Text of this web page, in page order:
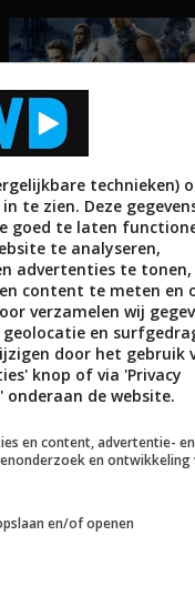
ENTERTAINMENT
The Walt Disney
megadeal voor
14 DECEMBER 2017
technieken)
te zien. Deze
goed te laten
te analyseren,
advertenties te tonen,
content te meten en
verzamelen wij
en
door het gebruik
knop of via 'Privacy
de website.
en content, advertentie- en
en ontwikkeling
en/of openen